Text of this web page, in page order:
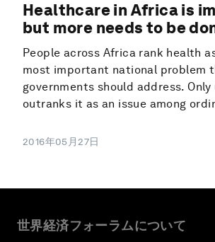
Healthcare in Africa is
but more needs to be
People across Africa rank health
most important national problem
governments should address.
outranks it as an issue among
2016年05月27日
世界経済フォーラムについて